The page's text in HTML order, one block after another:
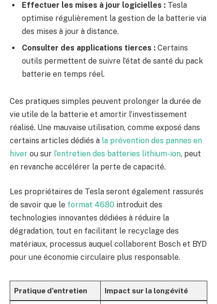
Effectuer les mises à jour logicielles : Tesla
optimise régulièrement la gestion de la batterie via
des mises à jour à distance.
Consulter des applications tierces : Certains
outils permettent de suivre l’état de santé du pack
batterie en temps réel.
Ces pratiques simples peuvent prolonger la durée de
vie utile de la batterie et amortir l’investissement
réalisé. Une mauvaise utilisation, comme exposé dans
certains articles dédiés à la prévention des pannes en
hiver ou sur l’entretien des batteries lithium-ion, peut
en revanche accélérer la perte de capacité.
Les propriétaires de Tesla seront également rassurés
de savoir que le format 4680 introduit des
technologies innovantes dédiées à réduire la
dégradation, tout en facilitant le recyclage des
matériaux, processus auquel collaborent Bosch et BYD
pour une économie circulaire plus responsable.
Pratique d’entretien Impact sur la longévité